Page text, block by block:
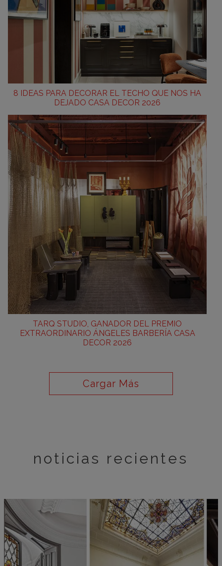
8 IDEAS PARA DECORAR EL TECHO QUE NOS HA
DEJADO CASA DECOR 2026
TARQ STUDIO, GANADOR DEL PREMIO
EXTRAORDINARIO ÁNGELES BARBERÍA CASA
DECOR 2026
Cargar Más
noticias recientes